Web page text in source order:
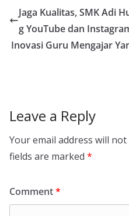
Jaga Kualitas, SMK Adi
g YouTube dan
Inovasi Guru Mengajar
Leave a Reply
Your email address will
fields are marked *
Comment*